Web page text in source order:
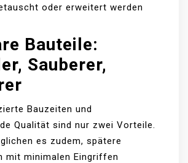
oder erweitert werden
Bauteile:
Sauberer,
Bauzeiten und
Qualität sind nur zwei Vorteile.
es zudem, spätere
mit minimalen Eingriffen